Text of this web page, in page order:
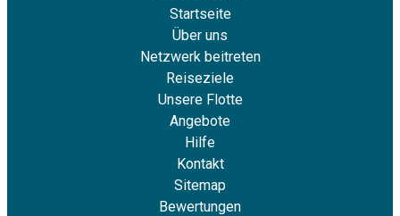
Startseite
Über uns
Netzwerk beitreten
Reiseziele
Unsere Flotte
Angebote
Hilfe
Kontakt
Sitemap
Bewertungen